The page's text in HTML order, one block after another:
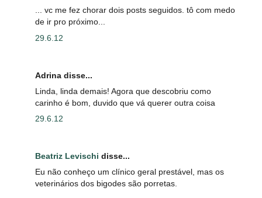
... vc me fez chorar dois posts seguidos. tô com medo
de ir pro próximo...
29.6.12
Adrina disse...
Linda, linda demais! Agora que descobriu como
carinho é bom, duvido que vá querer outra coisa
29.6.12
Beatriz Levischi disse...
Eu não conheço um clínico geral prestável, mas os
veterinários dos bigodes são porretas.